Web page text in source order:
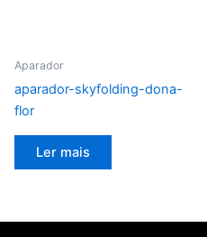
Aparador
aparador-skyfolding-dona-
flor
Ler mais